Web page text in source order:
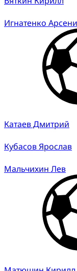
Игнатенко
Катаев Дмитрий
Кубасов Ярослав
Мальчихин Лев